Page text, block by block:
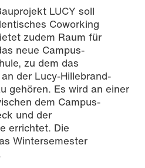
LUCY soll
Coworking
zudem Raum für
neue Campus-
zu dem das
der Lucy-Hillebrand-
gehören. Es wird an einer
dem Campus-
und der
errichtet. Die
Wintersemester